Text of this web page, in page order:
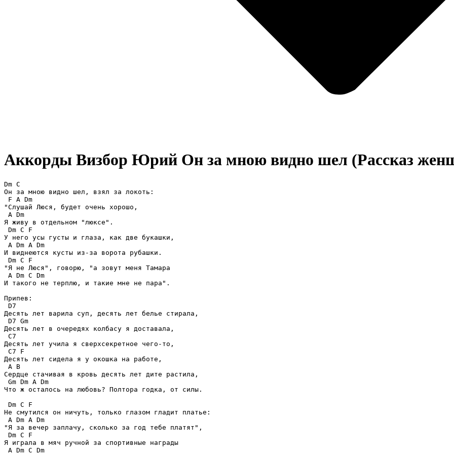
Аккорды Визбор Юрий Он за мною видно шел (Рассказ
Dm C
Он за мною видно шел, взял за локоть:
F A Dm
"Слушай Люся, будет очень хорошо,
A Dm
Я живу в отдельном "люксе".
Dm C F
У него усы густы и глаза, как две букашки,
А Dm A Dm
И виднеются кусты из-за ворота рубашки.
Dm C F
"Я не Люся", говорю, "а зовут меня Тамара
A Dm C Dm
И такого не терплю, и такие мне не пара".
Припев:
D7
Десять лет варила суп, десять лет белье стирала,
D7 Gm
Десять лет в очередях колбасу я доставала,
C7
Десять лет учила я сверхсекретное чего-то,
C7 F
Десять лет сидела я у окошка на работе,
A B
Сердце стачивая в кровь десять лет дите растила,
Gm Dm А Dm
Что ж осталось на любовь? Полтора годка, от силы.
Dm C F
Не смутился он ничуть, только глазом гладит платье:
А Dm A Dm
"Я за вечер заплачу, сколько за год тебе платят",
Dm C F
Я играла в мяч ручной за спортивные награды
А Dm C Dm